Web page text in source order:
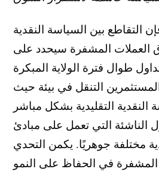
التقاطع بين السياسة النقدية
العملات المشفرة سيحدد على
طوال فترة الولاية المبكرة
التنقل في بيئة حيث
النقدية التقليدية بشكل مباشر
الناشئة التي تعمل على مبادئ
مختلفة جوهريًا. يكمن التحدي
المشفرة في الحفاظ على النمو